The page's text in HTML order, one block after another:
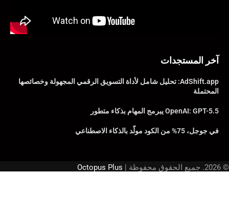
آخر المستجدات
AdShift.app: تحليل شامل لأداة التسويق الرقمي المجهولة وخصائصها
المحتملة
OpenAI: GPT-5.5 يبرمج المهام بذكاء متطور
في جوجل، 75% من الكود مولّد بالذكاء الاصطناعي
© 2026. جميع الحقوق محفوظة | Octopus Plus